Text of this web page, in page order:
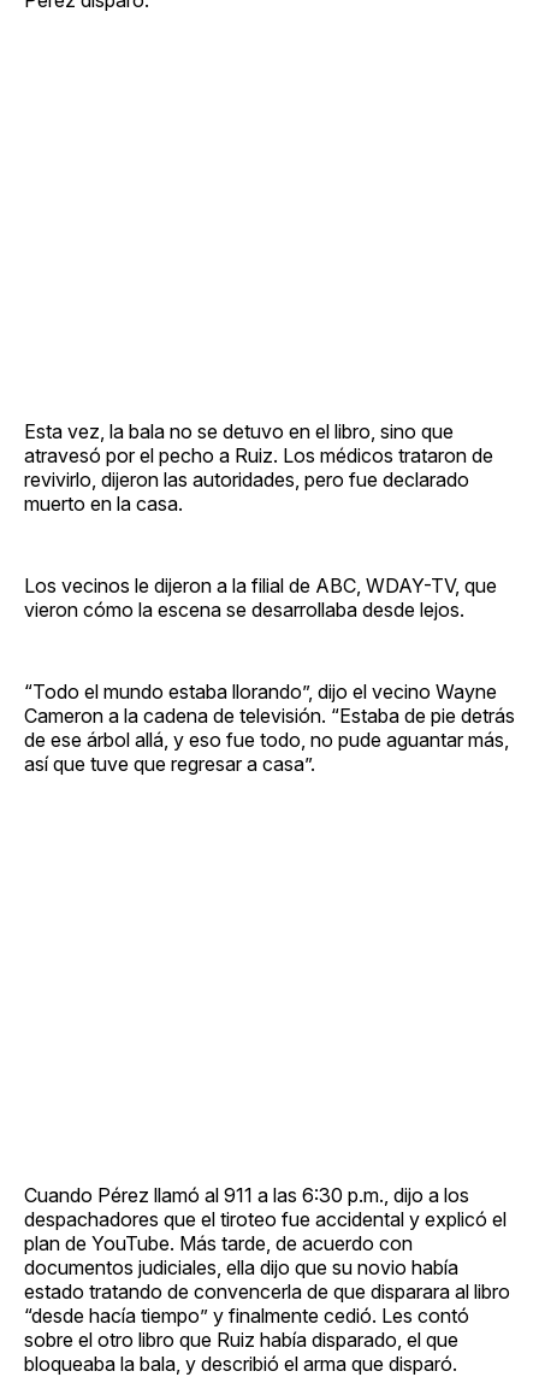
Esta vez, la bala no se detuvo en el libro, sino que
atravesó por el pecho a Ruiz. Los médicos trataron de
revivirlo, dijeron las autoridades, pero fue declarado
muerto en la casa.
Los vecinos le dijeron a la filial de ABC, WDAY-TV, que
vieron cómo la escena se desarrollaba desde lejos.
“Todo el mundo estaba llorando”, dijo el vecino Wayne
Cameron a la cadena de televisión. “Estaba de pie detrás
de ese árbol allá, y eso fue todo, no pude aguantar más,
así que tuve que regresar a casa”.
Cuando Pérez llamó al 911 a las 6:30 p.m., dijo a los
despachadores que el tiroteo fue accidental y explicó el
plan de YouTube. Más tarde, de acuerdo con
documentos judiciales, ella dijo que su novio había
estado tratando de convencerla de que disparara al libro
“desde hacía tiempo” y finalmente cedió. Les contó
sobre el otro libro que Ruiz había disparado, el que
bloqueaba la bala, y describió el arma que disparó.